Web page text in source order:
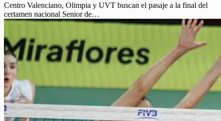
Centro Valenciano, Olimpia y UVT buscan el pasaje a la final del
certamen nacional Senior de…